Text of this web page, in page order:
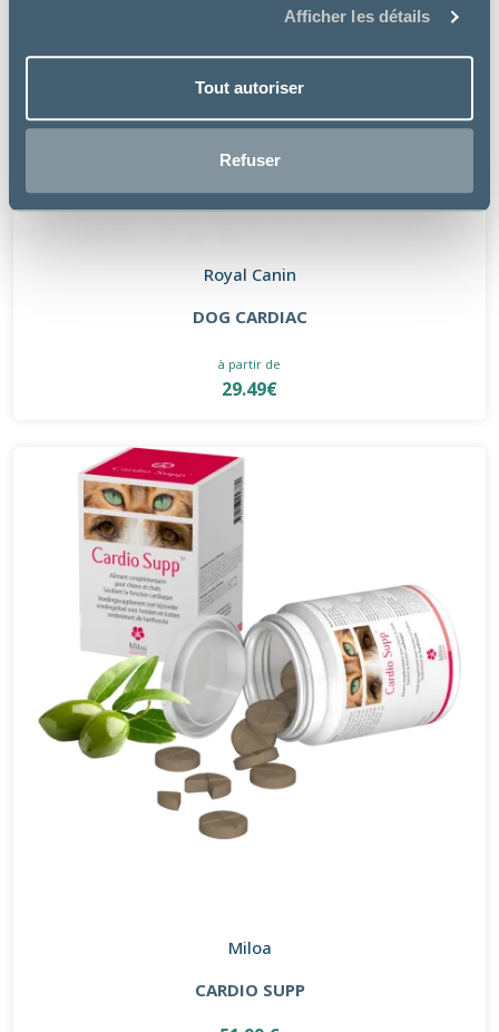
Afficher les détails
Tout autoriser
Refuser
Royal Canin
DOG CARDIAC
à partir de
29.49€
Miloa
CARDIO SUPP